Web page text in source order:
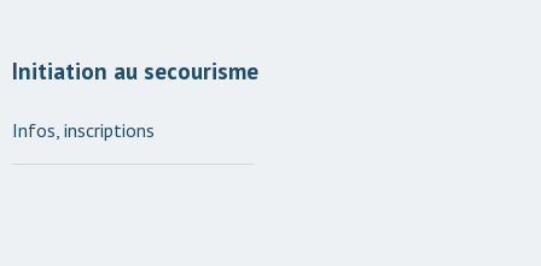
Initiation au secourisme
Infos, inscriptions